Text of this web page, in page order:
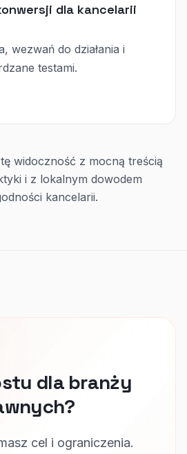
dla kancelarii
wezwań do działania i
testami.
widoczność z mocną treścią
i z lokalnym dowodem
kancelarii.
dla branży
cel i ograniczenia.